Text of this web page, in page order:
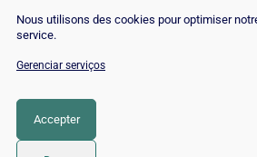
Nous utilisons des cookies pour optimiser
service.
Gerenciar serviços
Accepter